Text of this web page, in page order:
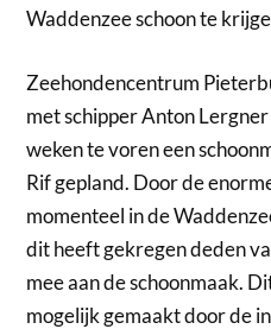
Waddenzee schoon te
Zeehondencentrum
met schipper Anton
weken te voren een
Rif gepland. Door de
momenteel in de
dit heeft gekregen deden
mee aan de schoonmaak.
mogelijk gemaakt door de